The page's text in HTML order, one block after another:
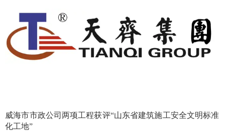
威海市市政公司两项工程获评“山东省建筑施工安全文明标准
化工地”